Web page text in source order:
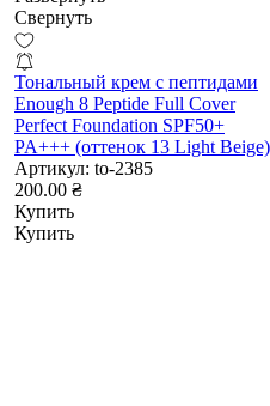
Свернуть
Тональный крем с пептидами
Enough 8 Peptide Full Cover
Perfect Foundation SPF50+
PA+++ (оттенок 13 Light Beige)
Артикул: to-2385
200.00 ₴
Купить
Купить